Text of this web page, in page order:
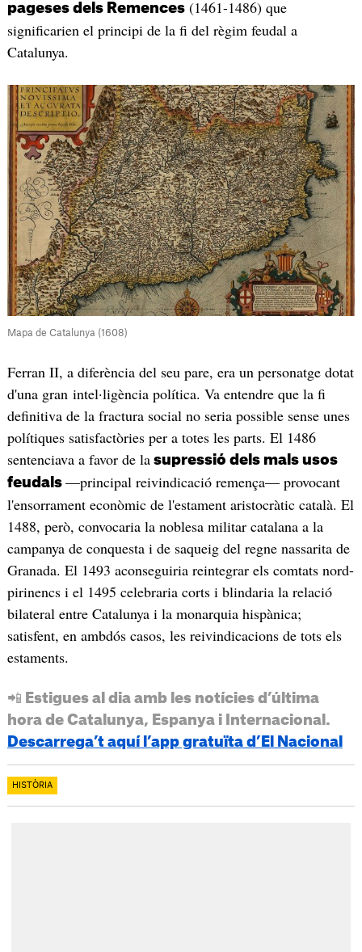
pageses dels Remences(1461-1486) que
significarien el principi de la fi del règim feudal a
Catalunya.
Mapa de Catalunya (1608)
Ferran II, a diferència del seu pare, era un personatge dotat
d'una gran intel·ligència política. Va entendre que la fi
definitiva de la fractura social no seria possible sense unes
polítiques satisfactòries per a totes les parts. El 1486
sentenciava a favor de la supressió dels mals usos
feudals —principal reivindicació remença— provocant
l'ensorrament econòmic de l'estament aristocràtic català. El
1488, però, convocaria la noblesa militar catalana a la
campanya de conquesta i de saqueig del regne nassarita de
Granada. El 1493 aconseguiria reintegrar els comtats nord-
pirinencs i el 1495 celebraria corts i blindaria la relació
bilateral entre Catalunya i la monarquia hispànica;
satisfent, en ambdós casos, les reivindicacions de tots els
estaments.
📲 Estigues al dia amb les notícies d’última
hora de Catalunya, Espanya i Internacional.
Descarrega’t aquí l’app gratuïta d’El Nacional
HISTÒRIA